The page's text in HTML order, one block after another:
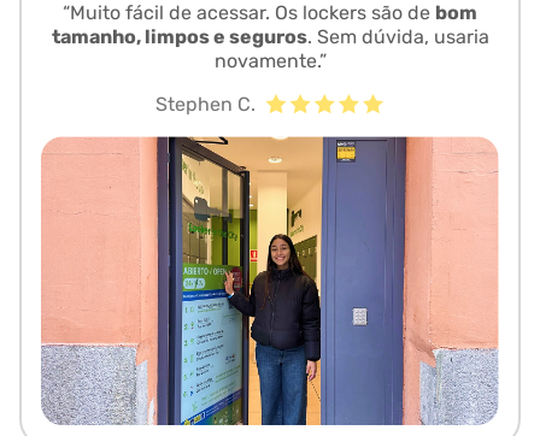
“Muito fácil de acessar. Os lockers são de bom
tamanho, limpos e seguros. Sem dúvida, usaria
novamente.”
Stephen C.